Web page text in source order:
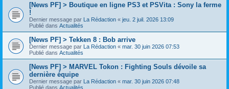
[News PF] > Boutique en ligne PS3 et PSVita : Sony la ferme
!
Dernier message par La Rédaction « jeu. 2 juil. 2026 13:09
Publié dans Actualités
[News PF] > Tekken 8 : Bob arrive
Dernier message par La Rédaction « mar. 30 juin 2026 07:53
Publié dans Actualités
[News PF] > MARVEL Tokon : Fighting Souls dévoile sa
dernière équipe
Dernier message par La Rédaction « mar. 30 juin 2026 07:48
Publié dans Actualités